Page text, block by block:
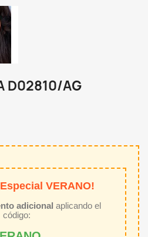
D02810/AG
VERANO!
adicional aplicando el
código: